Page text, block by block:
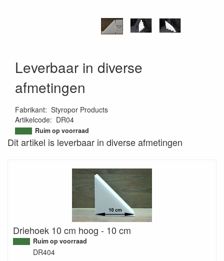
Leverbaar in diverse
afmetingen
Fabrikant: Styropor Products
Artikelcode: DR04
9501385918764
Ruim op voorraad
Dit artikel is leverbaar in diverse afmetingen
Driehoek 10 cm hoog - 10 cm
Ruim op voorraad
DR404